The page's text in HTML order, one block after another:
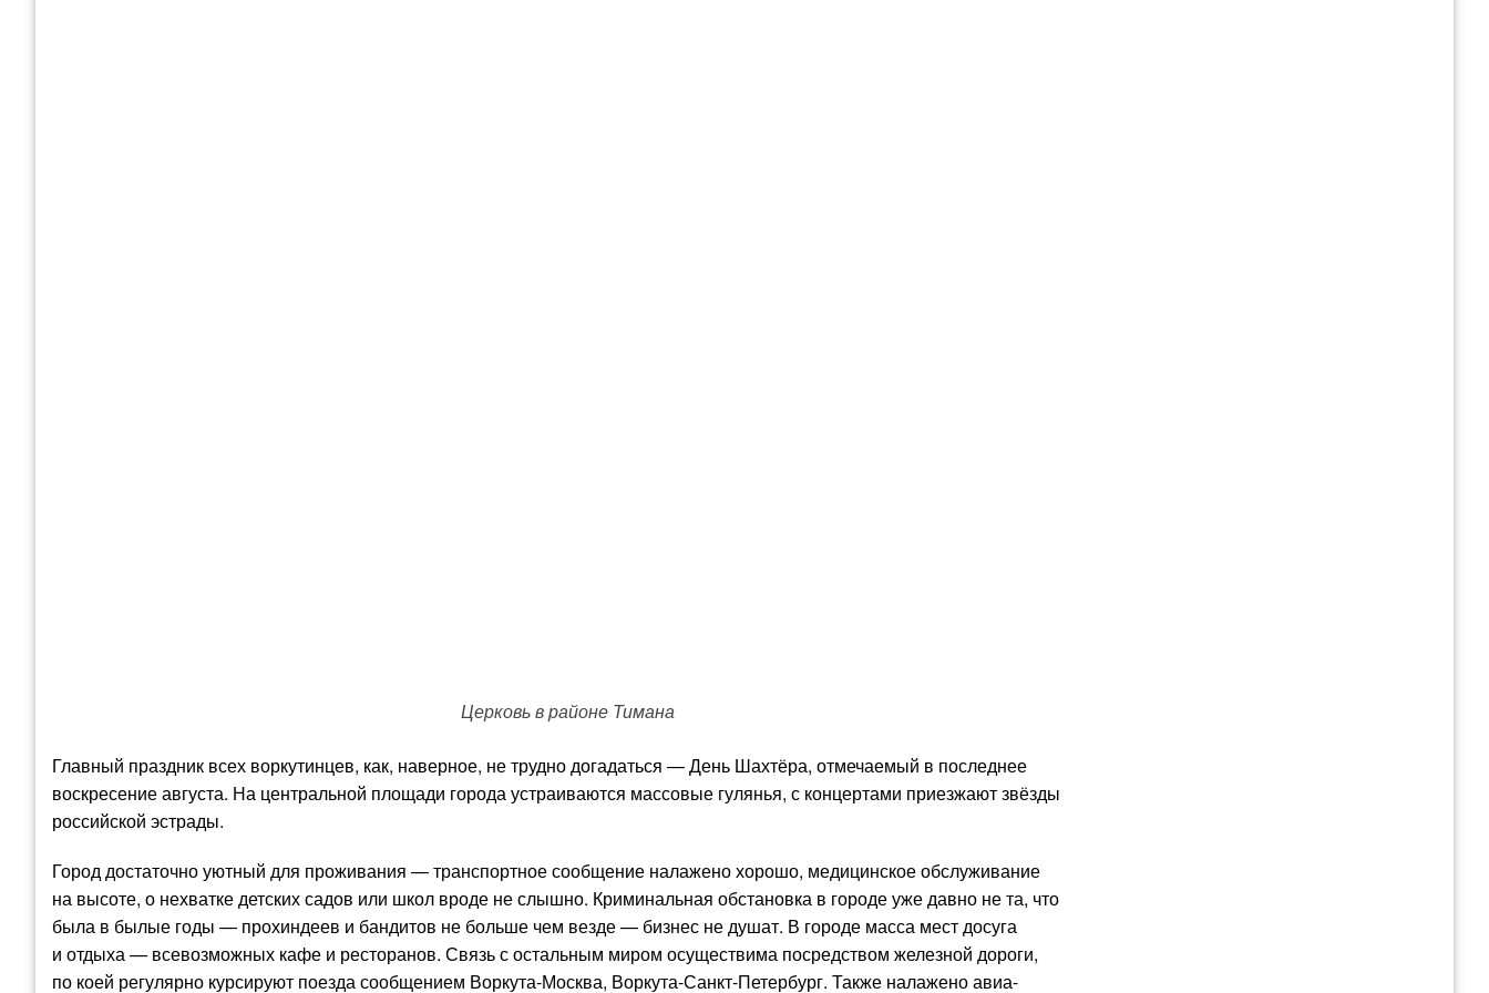
Церковь в районе Тимана
Главный праздник всех воркутинцев, как, наверное, не трудно догадаться — День Шахтёра, отмечаемый в последнее
воскресение августа. На центральной площади города устраиваются массовые гулянья, с концертами приезжают звёзды
российской эстрады.
Город достаточно уютный для проживания — транспортное сообщение налажено хорошо, медицинское обслуживание
на высоте, о нехватке детских садов или школ вроде не слышно. Криминальная обстановка в городе уже давно не та, что
была в былые годы — прохиндеев и бандитов не больше чем везде — бизнес не душат. В городе масса мест досуга
и отдыха — всевозможных кафе и ресторанов. Связь с остальным миром осуществима посредством железной дороги,
по коей регулярно курсируют поезда сообщением Воркута-Москва, Воркута-Санкт-Петербург. Также налажено авиа-